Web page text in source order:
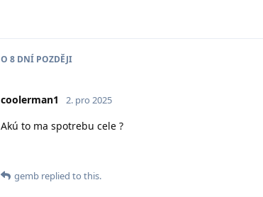
O 8 DNÍ POZDĚJI
coolerman1 2. pro 2025
Akú to ma spotrebu cele ?
gemb replied to this.